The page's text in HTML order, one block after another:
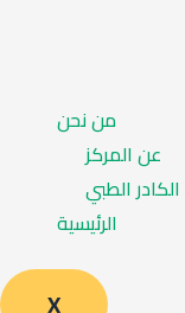
من نحن
عن المركز
الكادر الطبي
الرئيسية
X